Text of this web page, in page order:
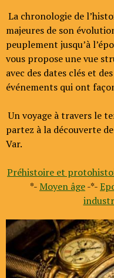
La chronologie de
majeures de son
peuplement jusqu’à
vous propose une vue
avec des dates clés et
événements qui ont
Un voyage à travers le
partez à la découverte
Var.
Préhistoire et
*-Moyen âge-*-